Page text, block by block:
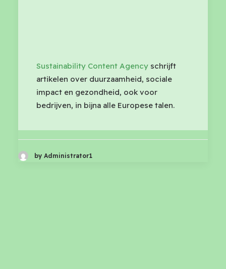
Sustainability Content Agency schrijft
artikelen over duurzaamheid, sociale
impact en gezondheid, ook voor
bedrijven, in bijna alle Europese talen.
by Administrator1